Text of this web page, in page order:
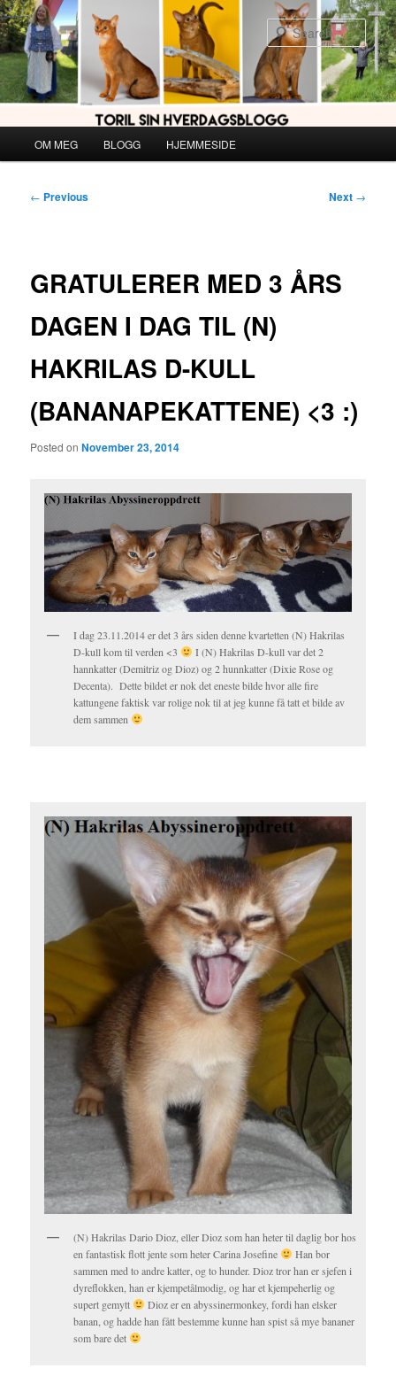
Skip
to
primary
content
OM MEG BLOGG HJEMMESIDE
Post
← Previous Next →
GRATULERER MED 3 ÅRS
DAGEN I DAG TIL (N)
HAKRILAS D-KULL
(BANANAPEKATTENE) <3 :)
Posted onNovember 23, 2014
I dag 23.11.2014 er det 3 års siden denne kvartetten (N) Hakrilas
D-kull kom til verden <3
I (N) Hakrilas D-kull var det 2
hannkatter (Demitriz og Dioz) og 2 hunnkatter (Dixie Rose og
Decenta). Dette bildet er nok det eneste bilde hvor alle fire
kattungene faktisk var rolige nok til at jeg kunne få tatt et bilde av
dem sammen
(N) Hakrilas Dario Dioz, eller Dioz som han heter til daglig bor hos
en fantastisk flott jente som heter Carina Josefine
Han bor
sammen med to andre katter, og to hunder. Dioz tror han er sjefen i
dyreflokken, han er kjempetålmodig, og har et kjempeherlig og
supert gemytt
Dioz er en abyssinermonkey, fordi han elsker
banan, og hadde han fått bestemme kunne han spist så mye bananer
som bare det